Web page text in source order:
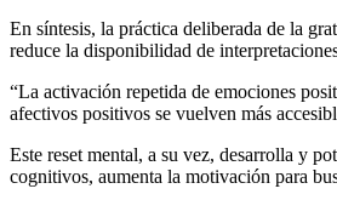
En síntesis, la práctica deliberada de la
reduce la disponibilidad de
“La activación repetida de emociones
afectivos positivos se vuelven más
Este reset mental, a su vez, desarrolla y
cognitivos, aumenta la motivación para